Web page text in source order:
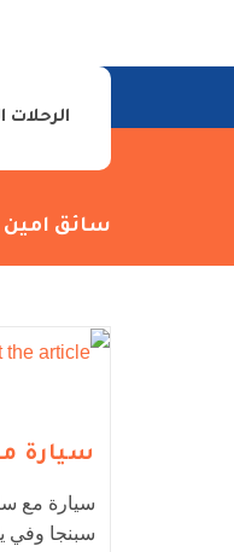
الرحلات
سائق امين
سيارة
سيارة مع
سبنجا وفي